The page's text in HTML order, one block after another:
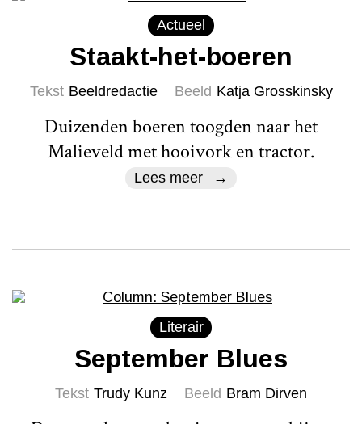
Actueel
Staakt-het-boeren
Tekst Beeldredactie Beeld Katja Grosskinsky
Duizenden boeren toogden naar het
Malieveld met hooivork en tractor.
Lees meer
Literair
September Blues
Tekst Trudy Kunz Beeld Bram Dirven